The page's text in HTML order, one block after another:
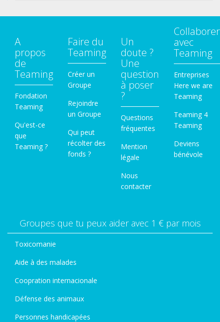
A
propos
de
Teaming
Fondation
Teaming
Qu'est-ce
que
Teaming ?
Faire du
Teaming
Créer un
Groupe
Rejoindre
un Groupe
Qui peut
récolter des
fonds ?
Un
doute ?
Une
question
à poser
?
Questions
fréquentes
Mention
légale
Nous
contacter
Collaborer
avec
Teaming
Entreprises
Here we are
Teaming
Teaming 4
Teaming
Deviens
bénévole
Groupes que tu peux aider avec 1 € par mois
Toxicomanie
Aide à des malades
Coopration internacionale
Défense des animaux
Personnes handicapées